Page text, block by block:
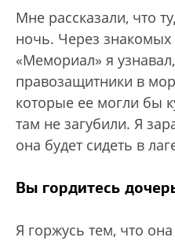
Мне рассказали, что
ночь. Через
«Мемориал» я
правозащитники в
которые ее могли бы
там не загубили. Я
она будет сидеть в
Вы гордитесь
Я горжусь тем, что